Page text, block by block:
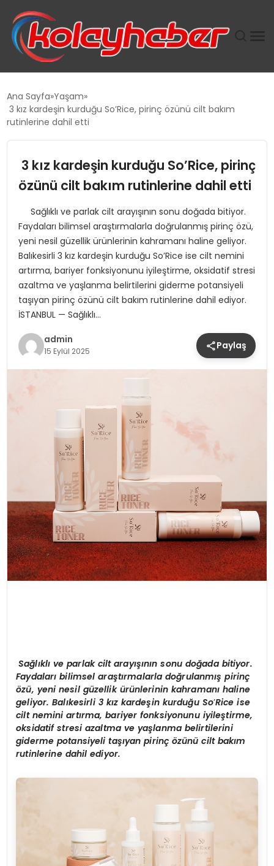
SUWEN’IN İSTIHDAM MODELI EKONOMIDE KADIN
TANYER YAPI ZEMIN MÜHENDISLIĞINDE HEDEF
BÜYÜTTÜ
TOROSLAR’DA PAZAR GERGİNLİĞİ!
Ana Sayfa Yaşam
3 kız kardeşin kurduğu So’Rice, pirinç özünü cilt bakım
rutinlerine dahil etti
3 kız kardeşin kurduğu So’Rice, pirinç
özünü cilt bakım rutinlerine dahil etti
Sağlıklı ve parlak cilt arayışının sonu doğada bitiyor.
Faydaları bilimsel araştırmalarla doğrulanmış pirinç özü,
yeni nesil güzellik ürünlerinin kahramanı haline geliyor.
Balıkesirli 3 kız kardeşin kurduğu So’Rice ise cilt nemini
artırma, bariyer fonksiyonunu iyileştirme, oksidatif stresi
azaltma ve yaşlanma belirtilerini giderme potansiyeli
taşıyan pirinç özünü cilt bakım rutinlerine dahil ediyor.
İSTANBUL — Sağlıklı…
admin
15 Eylül 2025 Paylaş
Sağlıklı ve parlak cilt arayışının sonu doğada bitiyor.
Faydaları bilimsel araştırmalarla doğrulanmış pirinç
özü, yeni nesil güzellik ürünlerinin kahramanı haline
geliyor. Balıkesirli 3 kız kardeşin kurduğu So’Rice ise
cilt nemini artırma, bariyer fonksiyonunu iyileştirme,
oksidatif stresi azaltma ve yaşlanma belirtilerini
giderme potansiyeli taşıyan pirinç özünü cilt bakım
rutinlerine dahil ediyor.